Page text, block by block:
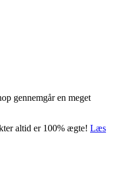
gennemgår en meget
altid er 100% ægte! Læs